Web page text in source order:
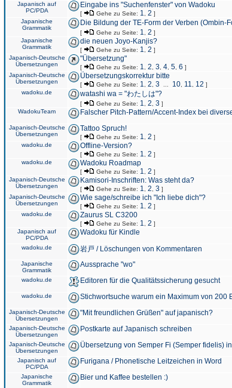
Japanisch auf
PC/PDA
Eingabe ins "Suchenfenster" von Wadoku
[ Gehe zu Seite: 1 2 ]
Japanische
Grammatik
Die Bildung der TE-Form der Verben (Ombin-
[ Gehe zu Seite: 1 2 ]
Japanische
Grammatik
die neuen Joyo-Kanjis?
[ Gehe zu Seite: 1 2 ]
Japanisch-Deutsche
Übersetzungen
"Übersetzung"
[ Gehe zu Seite: 1 2 3 4 5 6 ]
Japanisch-Deutsche
Übersetzungen
Übersetzungskorrektur bitte
[ Gehe zu Seite: 1 2 3 10 11 12 ]
wadoku.de watashi wa = "わたしは"?
[ Gehe zu Seite: 1 2 3 ]
WadokuTeam Falscher Pitch-Pattern/Accent-Index bei
Japanisch-Deutsche
Übersetzungen
Tattoo Spruch!
[ Gehe zu Seite: 1 2 ]
wadoku.de Offline-Version?
[ Gehe zu Seite: 1 2 ]
wadoku.de Wadoku Roadmap
[ Gehe zu Seite: 1 2 ]
Japanisch-Deutsche
Übersetzungen
Kamisori-Inschriften: Was steht da?
[ Gehe zu Seite: 1 2 3 ]
Japanisch-Deutsche
Übersetzungen
Wie sage/schreibe ich "Ich liebe dich"?
[ Gehe zu Seite: 1 2 ]
wadoku.de Zaurus SL C3200
[ Gehe zu Seite: 1 2 ]
Japanisch auf
PC/PDA
Wadoku für Kindle
wadoku.de 岩戸 / Löschungen von Kommentaren
Japanische
Grammatik
Aussprache "wo"
wadoku.de Editoren für die Qualitätssicherung gesucht
wadoku.de Stichwortsuche warum ein Maximum von 200
Japanisch-Deutsche
Übersetzungen
"Mit freundlichen Grüßen" auf japanisch?
Japanisch-Deutsche
Übersetzungen
Postkarte auf Japanisch schreiben
Japanisch-Deutsche
Übersetzungen
Übersetzung von Semper Fi (Semper fidelis)
Japanisch auf
PC/PDA
Furigana / Phonetische Leitzeichen in Word
Japanische
Grammatik
Bier und Kaffee bestellen :)